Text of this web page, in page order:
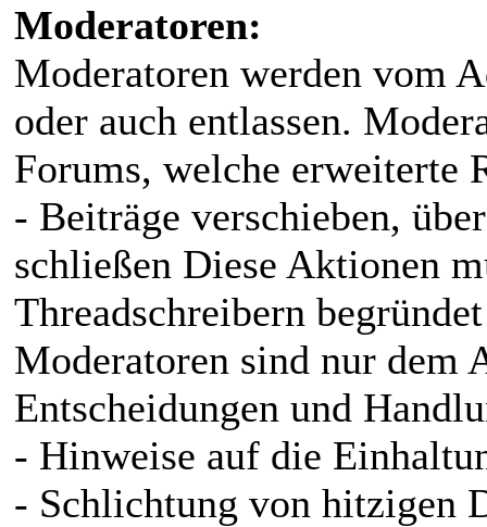
Moderatoren:
Moderatoren werden vom
oder auch entlassen.
Forums, welche erweiterte
- Beiträge verschieben,
schließen Diese Aktionen
Threadschreibern
Moderatoren sind nur dem
Entscheidungen und
- Hinweise auf die
- Schlichtung von hitzigen